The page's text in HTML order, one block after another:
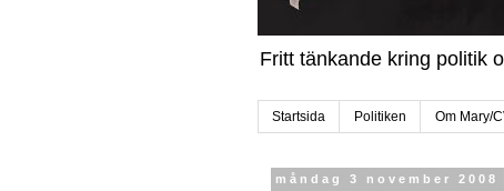
Fritt tänkande kring politik
Startsida Politiken Om Mary/
måndag 3 november 2008